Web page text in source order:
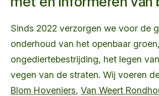
Sinds 2022 verzorgen we voor de
onderhoud van het openbaar
ongediertebestrijding, het legen
vegen van de straten. Wij voeren
Blom Hoveniers, Van Weert